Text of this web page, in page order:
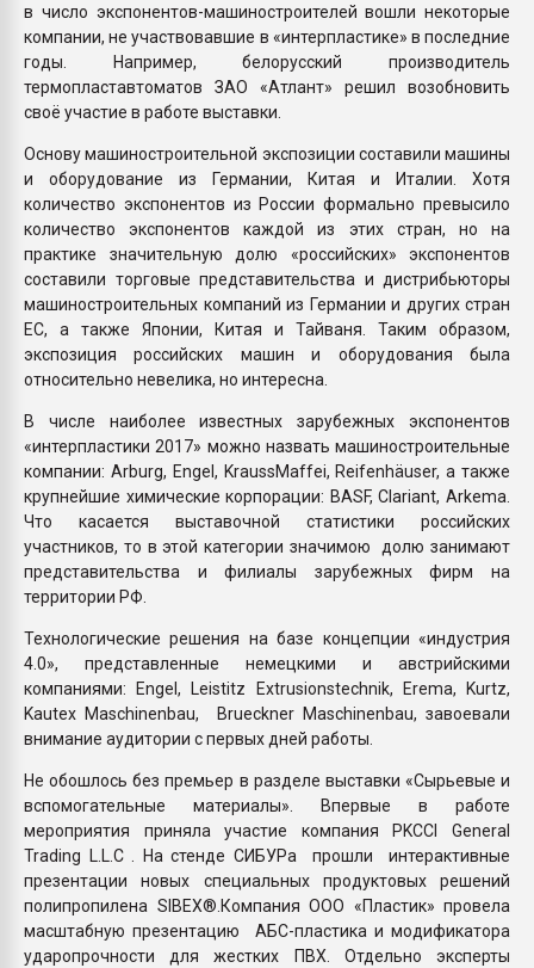
в число экспонентов-машиностроителей вошли некоторые
компании, не участвовавшие в «интерпластике» в последние
годы. Например, белорусский производитель
термопластавтоматов ЗАО «Атлант» решил возобновить
своё участие в работе выставки.
Основу машиностроительной экспозиции составили машины
и оборудование из Германии, Китая и Италии. Хотя
количество экспонентов из России формально превысило
количество экспонентов каждой из этих стран, но на
практике значительную долю «российских» экспонентов
составили торговые представительства и дистрибьюторы
машиностроительных компаний из Германии и других стран
ЕС, а также Японии, Китая и Тайваня. Таким образом,
экспозиция российских машин и оборудования была
относительно невелика, но интересна.
В числе наиболее известных зарубежных экспонентов
«интерпластики 2017» можно назвать машиностроительные
компании: Arburg, Engel, KraussMaffei, Reifenhäuser, а также
крупнейшие химические корпорации: BASF, Clariant, Arkema.
Что касается выставочной статистики российских
участников, то в этой категории значимою долю занимают
представительства и филиалы зарубежных фирм на
территории РФ.
Технологические решения на базе концепции «индустрия
4.0», представленные немецкими и австрийскими
компаниями: Engel, Leistitz Extrusionstechnik, Erema, Kurtz,
Kautex Maschinenbau, Brueckner Maschinenbau, завоевали
внимание аудитории с первых дней работы.
Не обошлось без премьер в разделе выставки «Сырьевые и
вспомогательные материалы». Впервые в работе
мероприятия приняла участие компания PKCCI General
Trading L.L.C . На стенде СИБУРа прошли интерактивные
презентации новых специальных продуктовых решений
полипропилена SIBEX®.Компания ООО «Пластик» провела
масштабную презентацию АБС-пластика и модификатора
ударопрочности для жестких ПВХ. Отдельно эксперты